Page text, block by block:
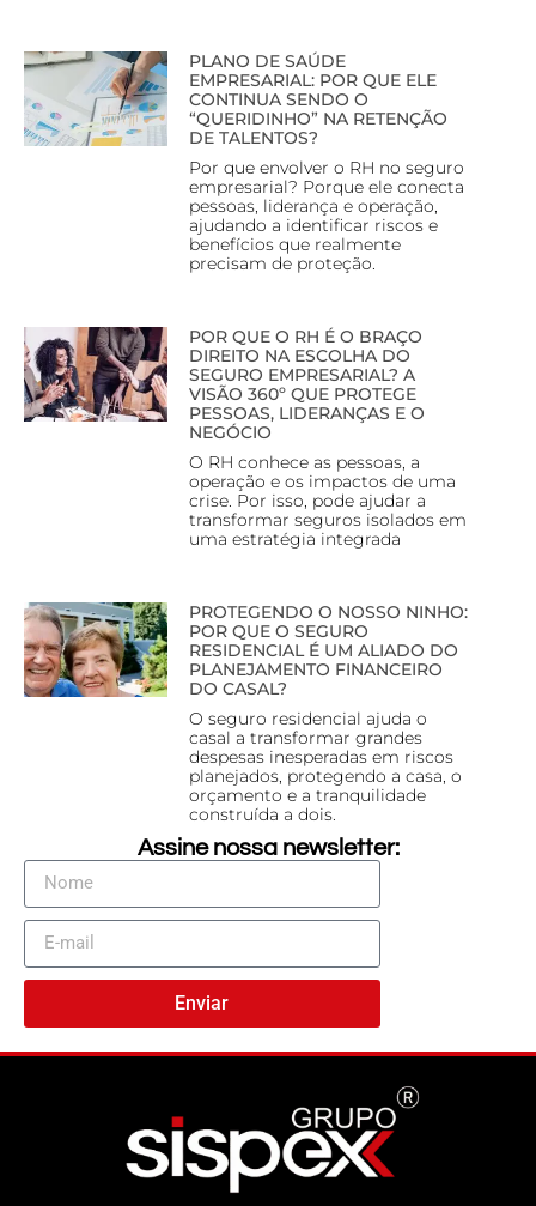
PLANO DE SAÚDE
EMPRESARIAL: POR QUE ELE
CONTINUA SENDO O
“QUERIDINHO” NA RETENÇÃO
DE TALENTOS?
Por que envolver o RH no seguro
empresarial? Porque ele conecta
pessoas, liderança e operação,
ajudando a identificar riscos e
benefícios que realmente
precisam de proteção.
POR QUE O RH É O BRAÇO
DIREITO NA ESCOLHA DO
SEGURO EMPRESARIAL? A
VISÃO 360º QUE PROTEGE
PESSOAS, LIDERANÇAS E O
NEGÓCIO
O RH conhece as pessoas, a
operação e os impactos de uma
crise. Por isso, pode ajudar a
transformar seguros isolados em
uma estratégia integrada
PROTEGENDO O NOSSO NINHO:
POR QUE O SEGURO
RESIDENCIAL É UM ALIADO DO
PLANEJAMENTO FINANCEIRO
DO CASAL?
O seguro residencial ajuda o
casal a transformar grandes
despesas inesperadas em riscos
planejados, protegendo a casa, o
orçamento e a tranquilidade
construída a dois.
Assine nossa newsletter:
Enviar